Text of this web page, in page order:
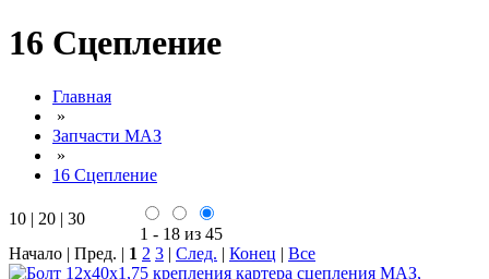
16 Сцепление
Главная
»
Запчасти МАЗ
»
16 Сцепление
10 | 20 | 30
1 - 18 из 45
Начало | Пред. | 1 2 3 | След. | Конец | Все